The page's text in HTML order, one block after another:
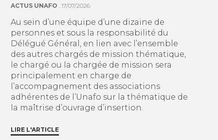
ACTUS UNAFO . 17/07/2026
Au sein d’une équipe d’une dizaine de
personnes et sous la responsabilité du
Délégué Général, en lien avec l’ensemble
des autres chargés de mission thématique,
le chargé ou la chargée de mission sera
principalement en charge de
l’accompagnement des associations
adhérentes de l’Unafo sur la thématique de
la maîtrise d’ouvrage d’insertion.
LIRE L'ARTICLE